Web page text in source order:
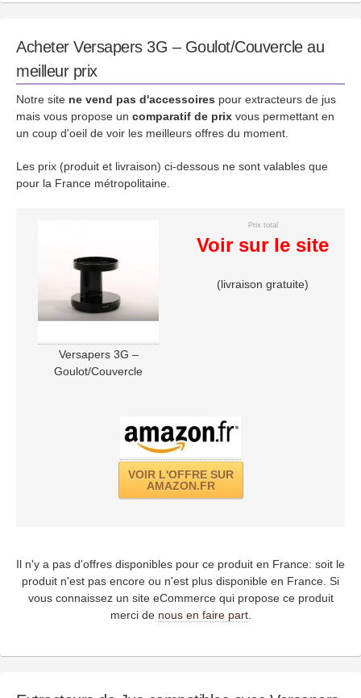
Acheter Versapers 3G – Goulot/Couvercle au
meilleur prix
Notre site ne vend pas d'accessoires pour extracteurs de jus
mais vous propose un comparatif de prix vous permettant en
un coup d'oeil de voir les meilleurs offres du moment.
Les prix (produit et livraison) ci-dessous ne sont valables que
pour la France métropolitaine.
Versapers 3G –
Goulot/Couvercle
Prix total
Voir sur le site
(livraison gratuite)
VOIR L'OFFRE SUR
AMAZON.FR
Il n'y a pas d'offres disponibles pour ce produit en France: soit le
produit n'est pas encore ou n'est plus disponible en France. Si
vous connaissez un site eCommerce qui propose ce produit
merci de nous en faire part.